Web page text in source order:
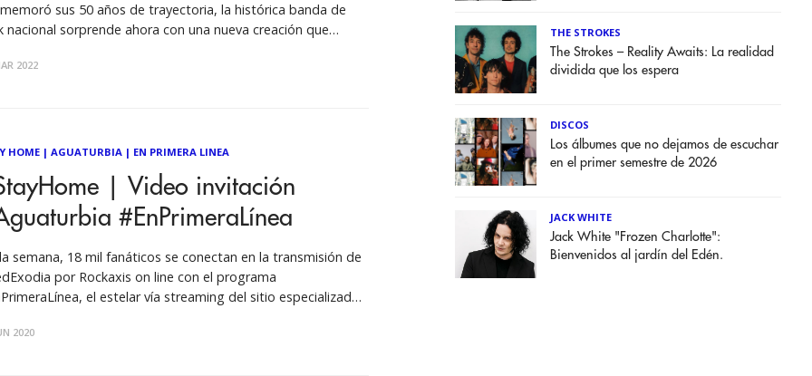
sus 50 años de trayectoria, la histórica banda de
nacional sorprende ahora con una nueva creación que
8 de marzo, justo para el Día Internacional
2022
HOME| AGUATURBIA| EN PRIMERA LINEA
| Video invitación
#EnPrimeraLínea
semana, 18 mil fanáticos se conectan en la transmisión de
por Rockaxis on line con el programa
el estelar vía streaming del sitio especializado
las 21 hrs. ¡Aguaturbia por Facebook Live! Desde su casa,
2020
THE STROKES
The Strokes – Reality Awaits: La realidad
dividida que los espera
DISCOS
Los álbumes que no dejamos de escuchar
en el primer semestre de 2026
JACK WHITE
Jack White "Frozen Charlotte":
Bienvenidos al jardín del Edén.